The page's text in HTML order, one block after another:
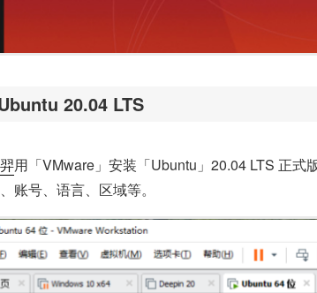
20.04 LTS
用「VMware」安装「Ubuntu」20.04 LTS 正
账号、语言、区域等。